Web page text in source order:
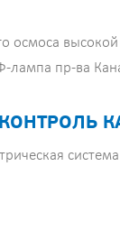
осмоса высокой
лампа пр-ва